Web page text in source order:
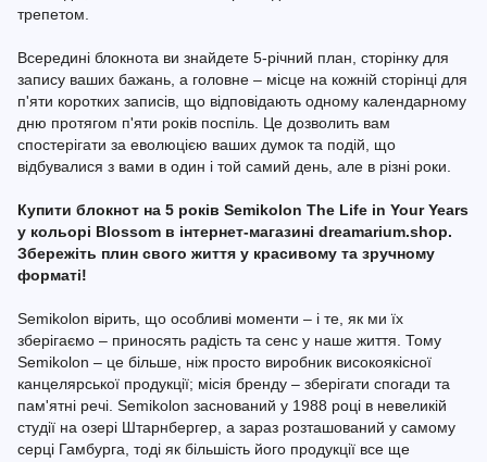
трепетом.
Всередині блокнота ви знайдете 5-річний план, сторінку для
запису ваших бажань, а головне – місце на кожній сторінці для
п'яти коротких записів, що відповідають одному календарному
дню протягом п'яти років поспіль. Це дозволить вам
спостерігати за еволюцією ваших думок та подій, що
відбувалися з вами в один і той самий день, але в різні роки.
Купити блокнот на 5 років Semikolon The Life in Your Years
у кольорі Blossom в інтернет-магазині dreamarium.shop.
Збережіть плин свого життя у красивому та зручному
форматі!
Semikolon вірить, що особливі моменти – і те, як ми їх
зберігаємо – приносять радість та сенс у наше життя. Тому
Semikolon – це більше, ніж просто виробник високоякісної
канцелярської продукції; місія бренду – зберігати спогади та
пам'ятні речі. Semikolon заснований у 1988 році в невеликій
студії на озері Штарнбергер, а зараз розташований у самому
серці Гамбурга, тоді як більшість його продукції все ще